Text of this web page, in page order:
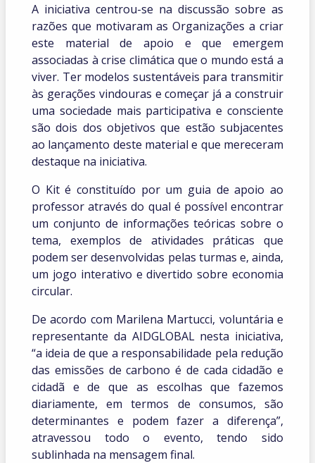
A iniciativa centrou-se na discussão sobre as
razões que motivaram as Organizações a criar
este material de apoio e que emergem
associadas à crise climática que o mundo está a
viver. Ter modelos sustentáveis para transmitir
às gerações vindouras e começar já a construir
uma sociedade mais participativa e consciente
são dois dos objetivos que estão subjacentes
ao lançamento deste material e que mereceram
destaque na iniciativa.
O Kit é constituído por um guia de apoio ao
professor através do qual é possível encontrar
um conjunto de informações teóricas sobre o
tema, exemplos de atividades práticas que
podem ser desenvolvidas pelas turmas e, ainda,
um jogo interativo e divertido sobre economia
circular.
De acordo com Marilena Martucci, voluntária e
representante da AIDGLOBAL nesta iniciativa,
“a ideia de que a responsabilidade pela redução
das emissões de carbono é de cada cidadão e
cidadã e de que as escolhas que fazemos
diariamente, em termos de consumos, são
determinantes e podem fazer a diferença”,
atravessou todo o evento, tendo sido
sublinhada na mensagem final.